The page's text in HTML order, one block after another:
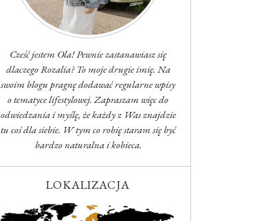
Cześć jestem Ola! Pewnie zastanawiasz się
dlaczego Rozalia? To moje drugie imię. Na
swoim blogu pragnę dodawać regularne wpisy
o tematyce lifestylowej. Zapraszam więc do
odwiedzania i myślę, że każdy z Was znajdzie
tu coś dla siebie. W tym co robię staram się być
bardzo naturalna i kobieca.
LOKALIZACJA